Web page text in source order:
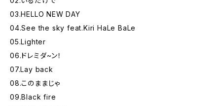
03.HELLO NEW DAY
04.See the sky feat.Kiri HaLe BaLe
05.Lighter
06.ドレミダ~ン！
07.Lay back
08.このままじゃ
09.Black fire